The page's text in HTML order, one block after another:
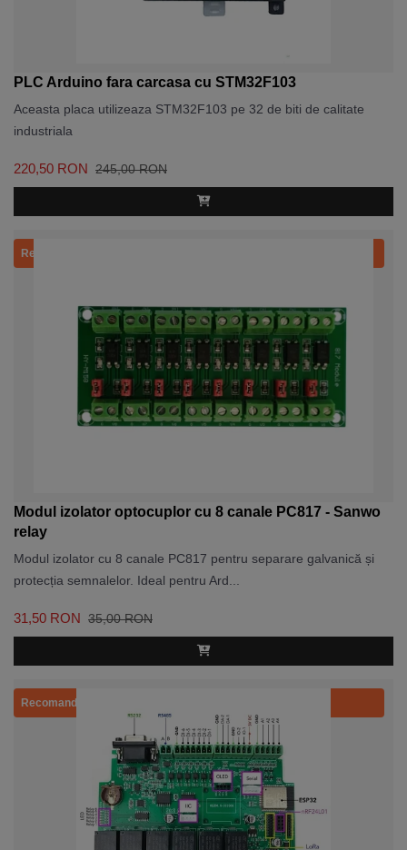
PLC Arduino fara carcasa cu STM32F103
Aceasta placa utilizeaza STM32F103 pe 32 de biti de calitate
industriala
220,50 RON 245,00 RON
Recomandat
Modul izolator optocuplor cu 8 canale PC817 - Sanwo
relay
Modul izolator cu 8 canale PC817 pentru separare galvanică și
protecția semnalelor. Ideal pentru Ard...
31,50 RON 35,00 RON
Recomandat